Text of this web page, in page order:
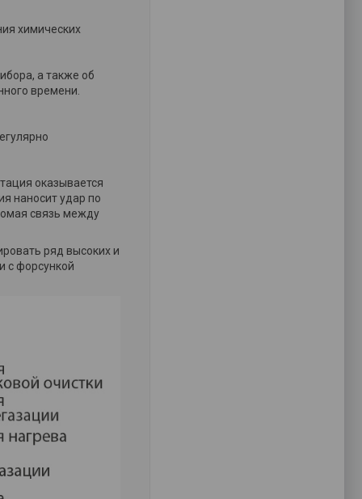
химических
а также об
времени.
оказывается
наносит удар по
связь между
ряд высоких и
с форсункой